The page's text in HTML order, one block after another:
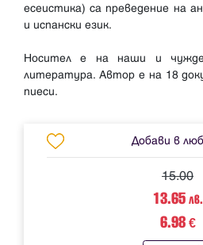
есеистика) са преведение на
и испански език.
Носител е на наши и
литература. Автор е на 18
Добави в
15.00
13.65лв.
6.98€